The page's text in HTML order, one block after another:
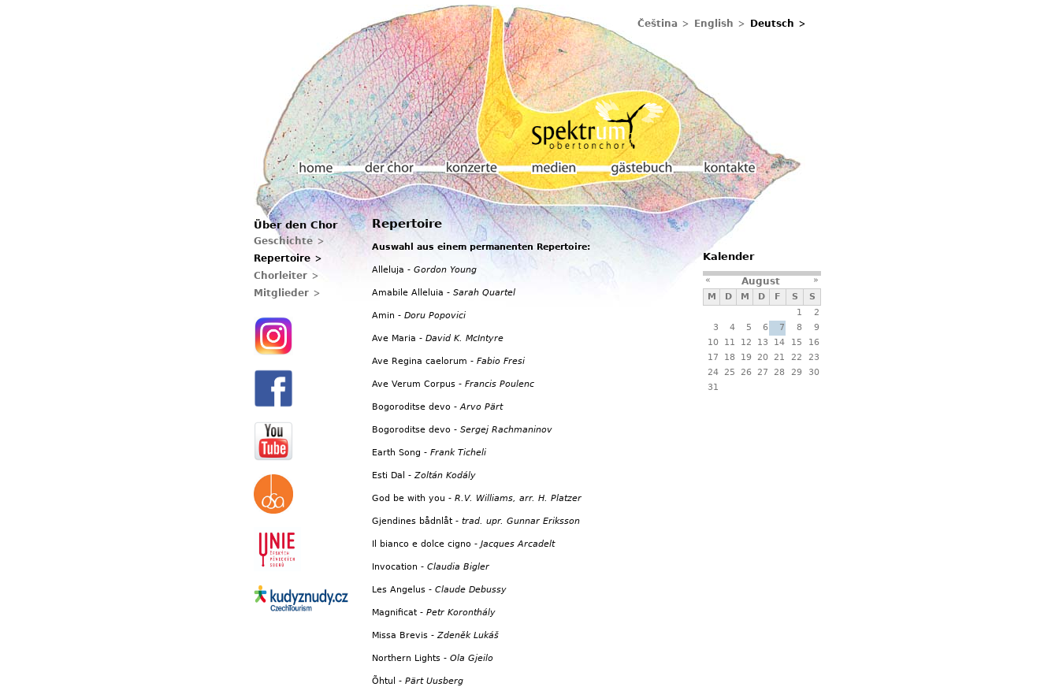
Čeština English Deutsch
Repertoire
Auswahl aus einem permanenten Repertoire:
Alleluja - Gordon Young
Amabile Alleluia - Sarah Quartel
Amin - Doru Popovici
Ave Maria - David K. McIntyre
Ave Regina caelorum - Fabio Fresi
Ave Verum Corpus - Francis Poulenc
Bogoroditse devo -Arvo Pärt
Bogoroditse devo - Sergej Rachmaninov
Earth Song - Frank Ticheli
Esti Dal -Zoltán Kodály
God be with you - R.V. Williams, arr. H. Platzer
Gjendines bådnlåt - trad. upr. Gunnar Eriksson
Il bianco e dolce cigno - Jacques Arcadelt
Invocation - Claudia Bigler
Les Angelus - Claude Debussy
Magnificat - Petr Koronthály
Missa Brevis -Zdeněk Lukáš
Northern Lights - Ola Gjeilo
Õhtul - Pärt Uusberg
Hauptmenü
Home Der chor Konzerte Medien Gästebuch Kontakte
Über den Chor
Geschichte
Repertoire
Chorleiter
Mitglieder
Kalender
« August
»
M
D M D F S
S
1
2
3
4 5 6 7 8
9
10
11 12 13 14 15
16
17
18 19 20 21 22
23
24 25 26 27 28 29
30
31